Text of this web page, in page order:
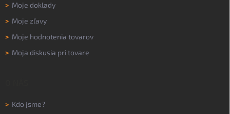
> Moje doklady
> Moje zľavy
> Moje hodnotenia tovarov
> Moja diskusia pri tovare
> Kdo jsme?